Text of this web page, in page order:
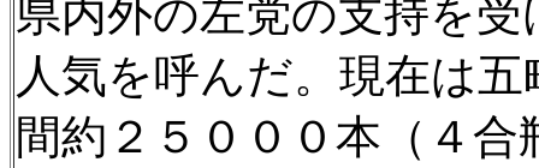
県内外の左党の支持を
人気を呼んだ。現在は
間約２５０００本（４